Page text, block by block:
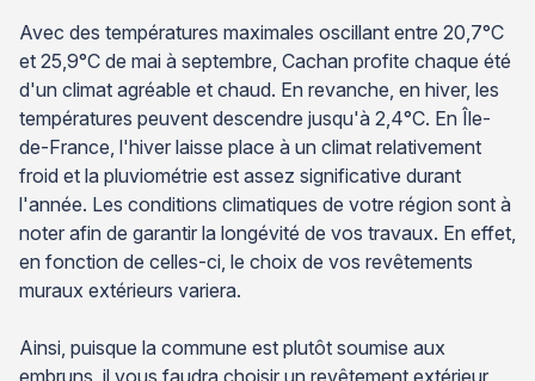
Avec des températures maximales oscillant entre 20,7°C
et 25,9°C de mai à septembre, Cachan profite chaque été
d'un climat agréable et chaud. En revanche, en hiver, les
températures peuvent descendre jusqu'à 2,4°C. En Île-
de-France, l'hiver laisse place à un climat relativement
froid et la pluviométrie est assez significative durant
l'année. Les conditions climatiques de votre région sont à
noter afin de garantir la longévité de vos travaux. En effet,
en fonction de celles-ci, le choix de vos revêtements
muraux extérieurs variera.
Ainsi, puisque la commune est plutôt soumise aux
embruns, il vous faudra choisir un revêtement extérieur